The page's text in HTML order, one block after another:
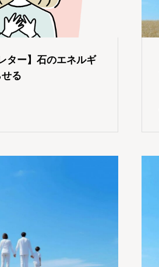
ター】石のエネルギ
る